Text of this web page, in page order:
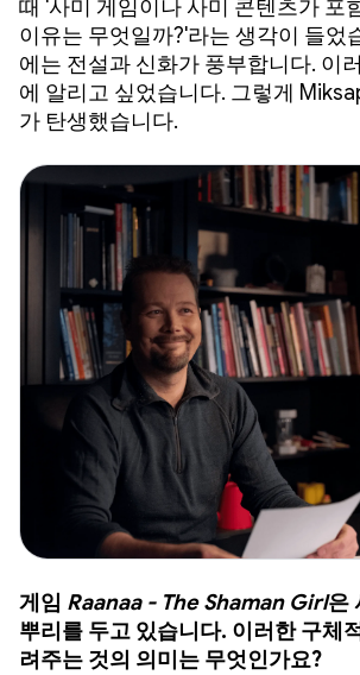
때 '사미 게임이나 사미 콘텐츠가 포
이유는 무엇일까?'라는 생각이 들었
에는 전설과 신화가 풍부합니다. 이
에 알리고 싶었습니다. 그렇게
가 탄생했습니다.
게임 Raanaa - The Shaman Girl은
뿌리를 두고 있습니다. 이러한 구체
려주는 것의 의미는 무엇인가요?